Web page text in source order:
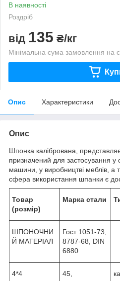
В наявності
Роздріб
від 135 ₴/кг
Мінімальна сума замовлення на
Опис Характеристики
Опис
Шпонка калібрована,
призначений для застосування у
машини, у виробництві меблів, а
сфера використання шпанки є
Товар
(розмір)
Марка стали
ШПОНОЧНИ
Й МАТЕРІАЛ
Гост 1051-73,
8787-68, DIN
6880
4*4 45,